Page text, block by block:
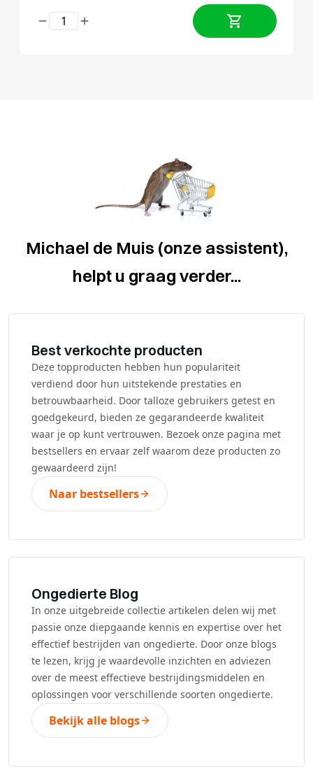
Michael de Muis (onze assistent),
helpt u graag verder...
Best verkochte producten
Deze topproducten hebben hun populariteit
verdiend door hun uitstekende prestaties en
betrouwbaarheid. Door talloze gebruikers getest en
goedgekeurd, bieden ze gegarandeerde kwaliteit
waar je op kunt vertrouwen. Bezoek onze pagina met
bestsellers en ervaar zelf waarom deze producten zo
gewaardeerd zijn!
Naar bestsellers
Ongedierte Blog
In onze uitgebreide collectie artikelen delen wij met
passie onze diepgaande kennis en expertise over het
effectief bestrijden van ongedierte. Door onze blogs
te lezen, krijg je waardevolle inzichten en adviezen
over de meest effectieve bestrijdingsmiddelen en
oplossingen voor verschillende soorten ongedierte.
Bekijk alle blogs